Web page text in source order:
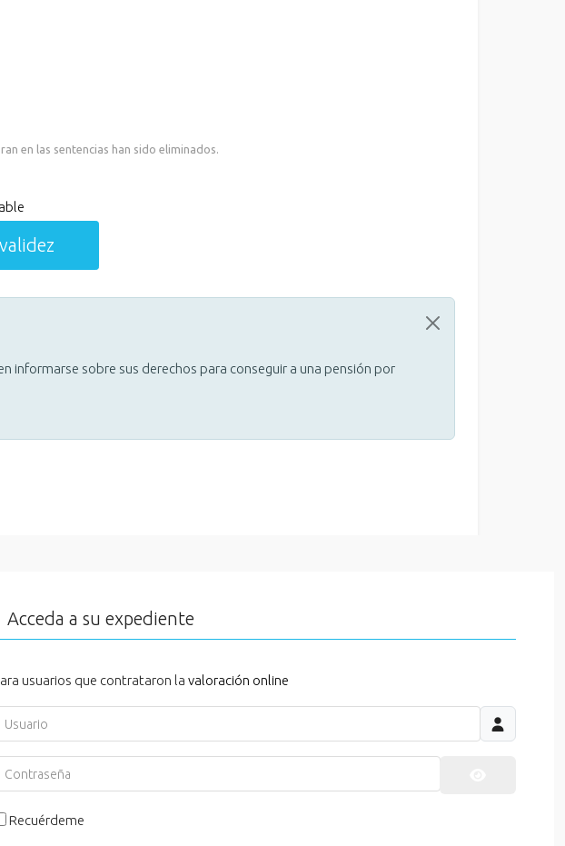
en las sentencias han sido eliminados.
en informarse sobre sus derechos para conseguir a una pensión por
Acceda a su expediente
usuarios que contrataron la valoración online
Usuario
Contraseña
Recuérdeme